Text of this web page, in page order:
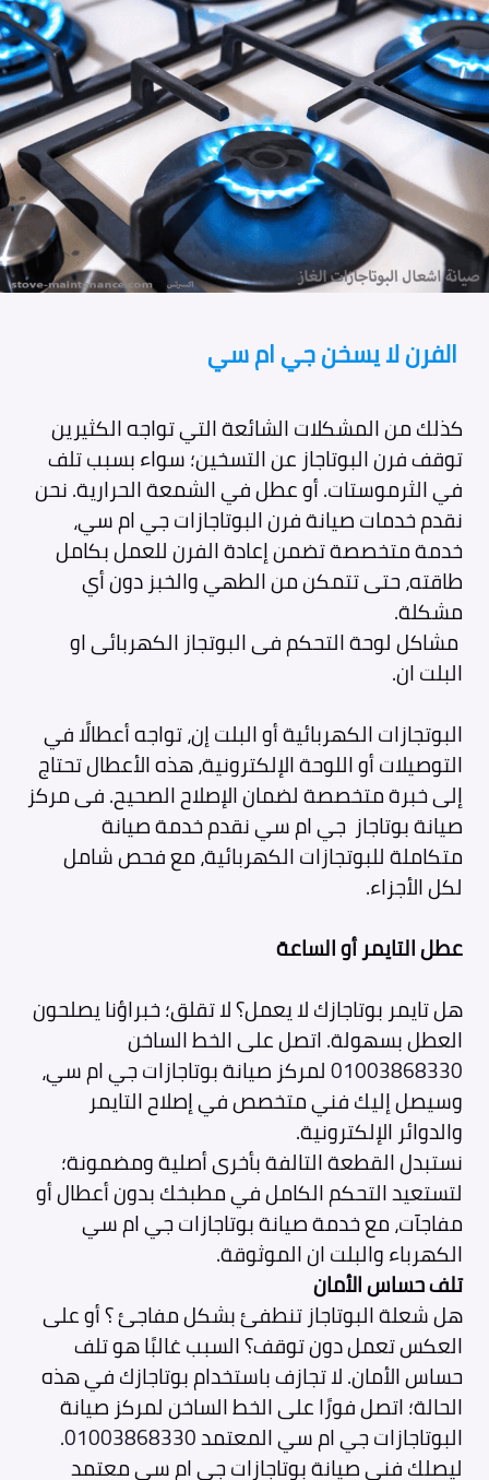
الفرن لا يسخن جي ام سي
كذلك من المشكلات الشائعة التي تواجه الكثيرين
توقف فرن البوتاجاز عن التسخين؛ سواء بسبب تلف
في الثرموستات. أو عطل في الشمعة الحرارية. نحن
نقدم خدمات صيانة فرن البوتاجازات جي ام سي،
خدمة متخصصة تضمن إعادة الفرن للعمل بكامل
طاقته، حتى تتمكن من الطهي والخبز دون أي
مشكلة.
مشاكل لوحة التحكم فى البوتجاز الكهربائى او
البلت ان.
البوتجازات الكهربائية أو البلت إن، تواجه أعطالًا في
التوصيلات أو اللوحة الإلكترونية، هذه الأعطال تحتاج
إلى خبرة متخصصة لضمان الإصلاح الصحيح. فى مركز
صيانة بوتاجاز جي ام سي نقدم خدمة صيانة
متكاملة للبوتجازات الكهربائية، مع فحص شامل
لكل الأجزاء.
عطل التايمر أو الساعة
هل تايمر بوتاجازك لا يعمل؟ لا تقلق؛ خبراؤنا يصلحون
العطل بسهولة. اتصل على الخط الساخن
01003868330لمركز صيانة بوتاجازات جي ام سي،
وسيصل إليك فني متخصص في إصلاح التايمر
والدوائر الإلكترونية.
نستبدل القطعة التالفة بأخرى أصلية ومضمونة؛
لتستعيد التحكم الكامل في مطبخك بدون أعطال أو
مفاجآت، مع خدمة صيانة بوتاجازات جي ام سي
الكهرباء والبلت ان الموثوقة.
تلف حساس الأمان
هل شعلة البوتاجاز تنطفئ بشكل مفاجئ ؟ أو على
العكس تعمل دون توقف؟ السبب غالبًا هو تلف
حساس الأمان. لا تجازف باستخدام بوتاجازك في هذه
الحالة؛ اتصل فورًا على الخط الساخن لمركز صيانة
البوتاجازات جي ام سي المعتمد01003868330
.
ليصلك فني صيانة بوتاجازات جي ام سي معتمد